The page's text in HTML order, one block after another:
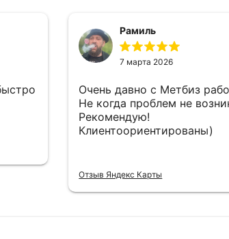
Рамиль
7 марта 2026
Очень давно с Метбиз
Не когда проблем не
Рекомендую!
Клиентоориентированы)
Отзыв Яндекс Карты